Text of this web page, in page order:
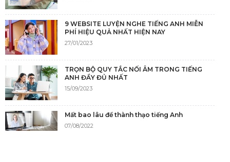
9 WEBSITE LUYỆN NGHE TIẾNG ANH MIỄN
PHÍ HIỆU QUẢ NHẤT HIỆN NAY
27/01/2023
TRỌN BỘ QUY TẮC NỐI ÂM TRONG TIẾNG
ANH ĐẦY ĐỦ NHẤT
15/09/2023
Mất bao lâu để thành thạo tiếng Anh
07/08/2022